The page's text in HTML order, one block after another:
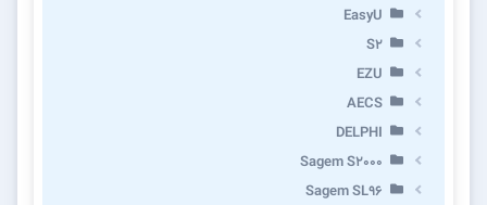
EasyU
S2
EZU
AECS
DELPHI
Sagem S2000
Sagem SL96